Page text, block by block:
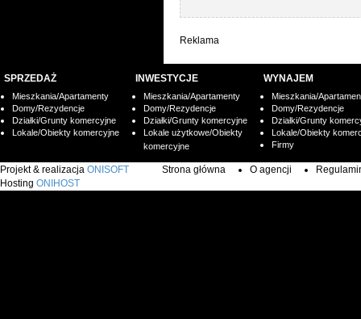
Reklama
SPRZEDAŻ
Mieszkania/Apartamenty
Domy/Rezydencje
Działki/Grunty komercyjne
Lokale/Obiekty komercyjne
INWESTYCJE
Mieszkania/Apartamenty
Domy/Rezydencje
Działki/Grunty komercyjne
Lokale użytkowe/Obiekty
komercyjne
WYNAJEM
Mieszkania/
Domy/Rezydencje
Działki/Grunty
Lokale/Obiekty
Firmy
Projekt & realizacja ONISOFT
Hosting ONIHOST
Strona główna O agencji